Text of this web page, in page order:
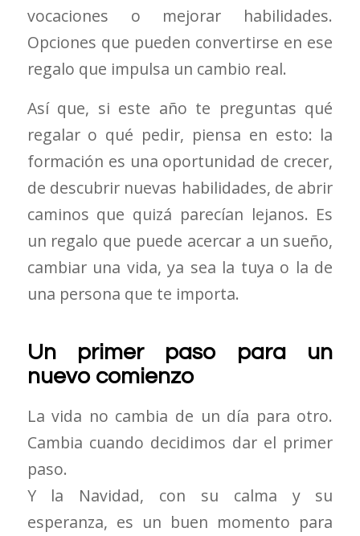
vocaciones o mejorar habilidades.
Opciones que pueden convertirse en ese
regalo que impulsa un cambio real.
Así que, si este año te preguntas qué
regalar o qué pedir, piensa en esto: la
formación es una oportunidad de crecer,
de descubrir nuevas habilidades, de abrir
caminos que quizá parecían lejanos. Es
un regalo que puede acercar a un sueño,
cambiar una vida, ya sea la tuya o la de
una persona que te importa.
Un primer paso para un
nuevo comienzo
La vida no cambia de un día para otro.
Cambia cuando decidimos dar el primer
paso.
Y la Navidad, con su calma y su
esperanza, es un buen momento para